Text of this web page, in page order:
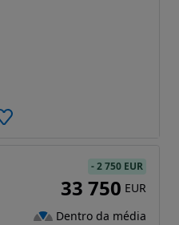
-2 750 EUR
33 750 EUR
Dentro da média